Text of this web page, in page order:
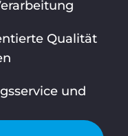
Qualität
und